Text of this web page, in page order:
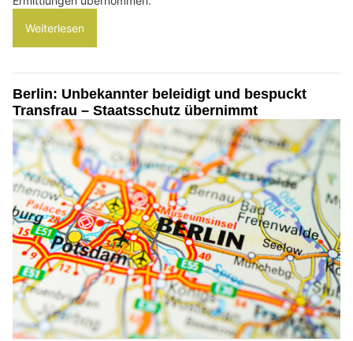
Weiterlesen
Berlin: Unbekannter beleidigt und bespuckt
Transfrau – Staatsschutz übernimmt